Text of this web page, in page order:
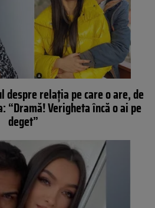
despre relația pe care o are, de
“Dramă! Verigheta încă o ai pe
deget”